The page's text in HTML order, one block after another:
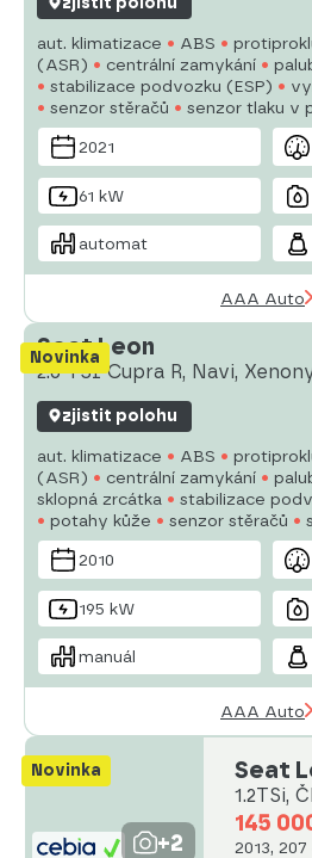
aut. klimatizace ABS
(ASR)
centrální zamykání
stabilizace podvozku (ESP)
senzor stěračů
senzor tlaku v
8x airbag
vyhřívané přední
pruhu
parkovací asistent
2021
61 kW
automat
AAA Auto
Novinka
Seat Leon
2.0 TSI Cupra R, Navi,
zjistit polohu
aut. klimatizace ABS
(ASR)
centrální zamykání
sklopná zrcátka
stabilizace
potahy kůže
senzor stěračů
senzor tlaku v pneumatikách
asistent
2010
195 kW
manuál
AAA Auto
Novinka
+2
Seat
1.2TSi,
145
2013,